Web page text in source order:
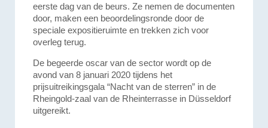
eerste dag van de beurs. Ze nemen de documenten
door, maken een beoordelingsronde door de
speciale expositieruimte en trekken zich voor
overleg terug.
De begeerde oscar van de sector wordt op de
avond van 8 januari 2020 tijdens het
prijsuitreikingsgala “Nacht van de sterren” in de
Rheingold-zaal van de Rheinterrasse in Düsseldorf
uitgereikt.